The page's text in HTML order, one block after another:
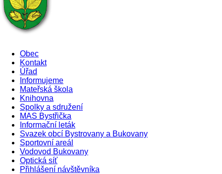
Obec
Kontakt
Úřad
Informujeme
Mateřská škola
Knihovna
Spolky a sdružení
MAS Bystřička
Informační leták
Svazek obcí Bystrovany a Bukovany
Sportovní areál
Vodovod Bukovany
Optická síť
Přihlášení návštěvníka